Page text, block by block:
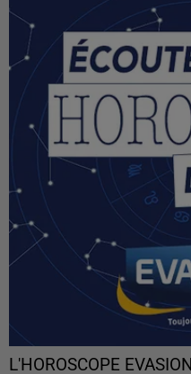
L'HOROSCOPE EVASION